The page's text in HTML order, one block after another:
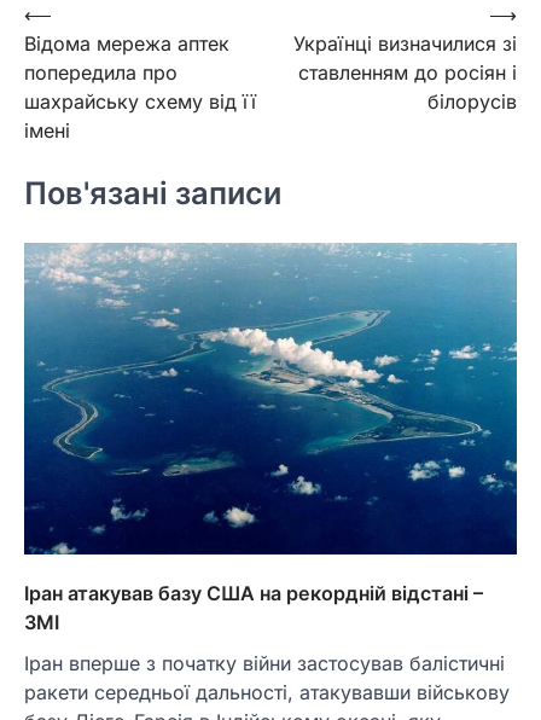
Навігація
записів
⟵
Відома мережа аптек
попередила про
шахрайську схему від її
імені
Українці визначилися зі
ставленням до росіян і
білорусів
⟶
Пов'язані записи
Іран атакував базу США на рекордній відстані –
ЗМІ
Іран вперше з початку війни застосував балістичні
ракети середньої дальності, атакувавши військову